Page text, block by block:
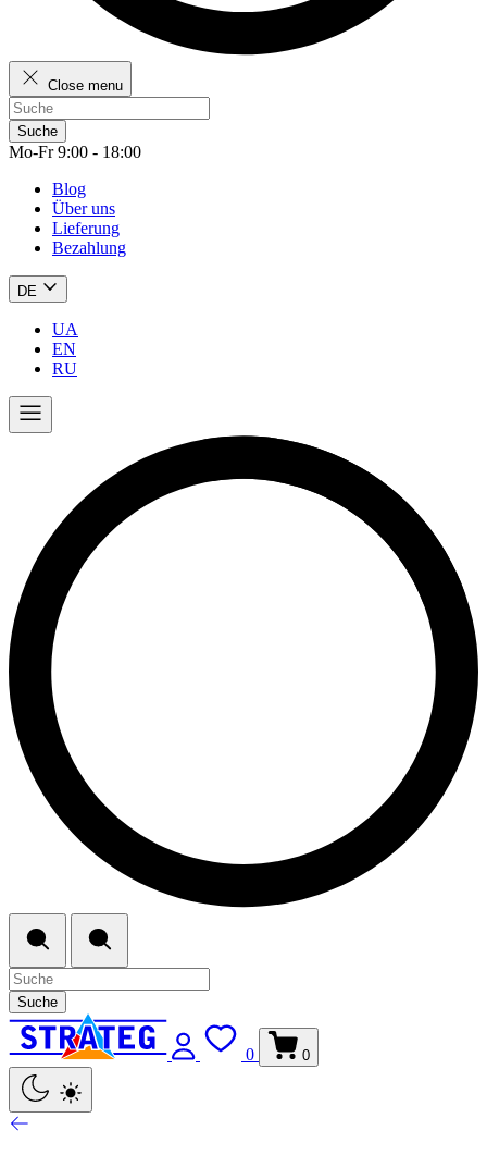
Close menu
Suche
Mo-Fr 9:00 - 18:00
Blog
Über uns
Lieferung
Bezahlung
DE
UA
EN
RU
Suche
0 0